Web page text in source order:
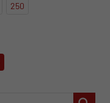
250